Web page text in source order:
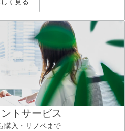
く見る
トサービス
購入・リノベまで